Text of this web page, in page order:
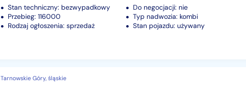
Stan techniczny: bezwypadkowy
Przebieg: 116000
Rodzaj ogłoszenia: sprzedaż
Do negocjacji: nie
Typ nadwozia: kombi
Stan pojazdu: używany
Tarnowskie Góry, śląskie